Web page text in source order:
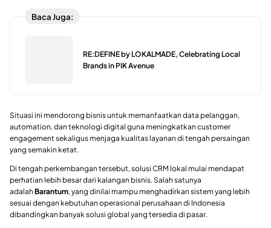
Baca Juga:
RE:DEFINE by LOKALMADE, Celebrating Local
Brands in PIK Avenue
Situasi ini mendorong bisnis untuk memanfaatkan data pelanggan,
automation, dan teknologi digital guna meningkatkan customer
engagement sekaligus menjaga kualitas layanan di tengah persaingan
yang semakin ketat.
Di tengah perkembangan tersebut, solusi CRM lokal mulai mendapat
perhatian lebih besar dari kalangan bisnis. Salah satunya
adalah Barantum, yang dinilai mampu menghadirkan sistem yang lebih
sesuai dengan kebutuhan operasional perusahaan di Indonesia
dibandingkan banyak solusi global yang tersedia di pasar.